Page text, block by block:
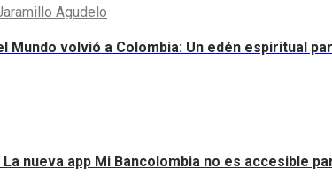
Agudelo
Mundo volvió a Colombia: Un edén espiritual
nueva app Mi Bancolombia no es accesible